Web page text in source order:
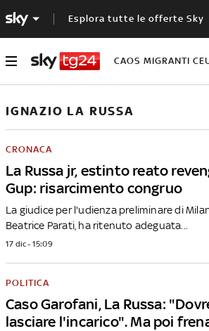
Esplora tutte le offerte Sky
CAOS MIGRANTI
IGNAZIO LA RUSSA
La Russa jr, estinto reato
Gup: risarcimento congruo
CRONACA
La giudice per l'udienza preliminare di
Beatrice Parati, ha ritenuto adeguata...
17 dic - 15:09
Caso Garofani, La Russa:
lasciare l'incarico". Ma poi
POLITICA